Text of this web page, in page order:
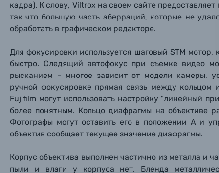
Осветительное оборудование
Фоторамки
Фотоальбомы
Книги о фотографии, альбомы известных
Солнцезащитные очки
Б/У фототехника (Комиссионные товары)
кадра). К слову, Viltrox на своем сайте
так что большую часть аберраций, которые не
обработать в графическом редакторе.
Для фокусировки используется шаговый STM
быстро. Следящий автофокус при съемке видео
рысканием – многое зависит от модели камеры,
ручной фокусировке прямая связь между кольцом
Fujifilm могут использовать настройку "линейный
более понятным. Кольцо диафрагмы на объективе
Фотографы могут оставить его в положении А и
объектив сообщает текущее значение диафрагмы.
Корпус объектива выполнен частично из металла и
пыли и влаги у корпуса нет. Бленда